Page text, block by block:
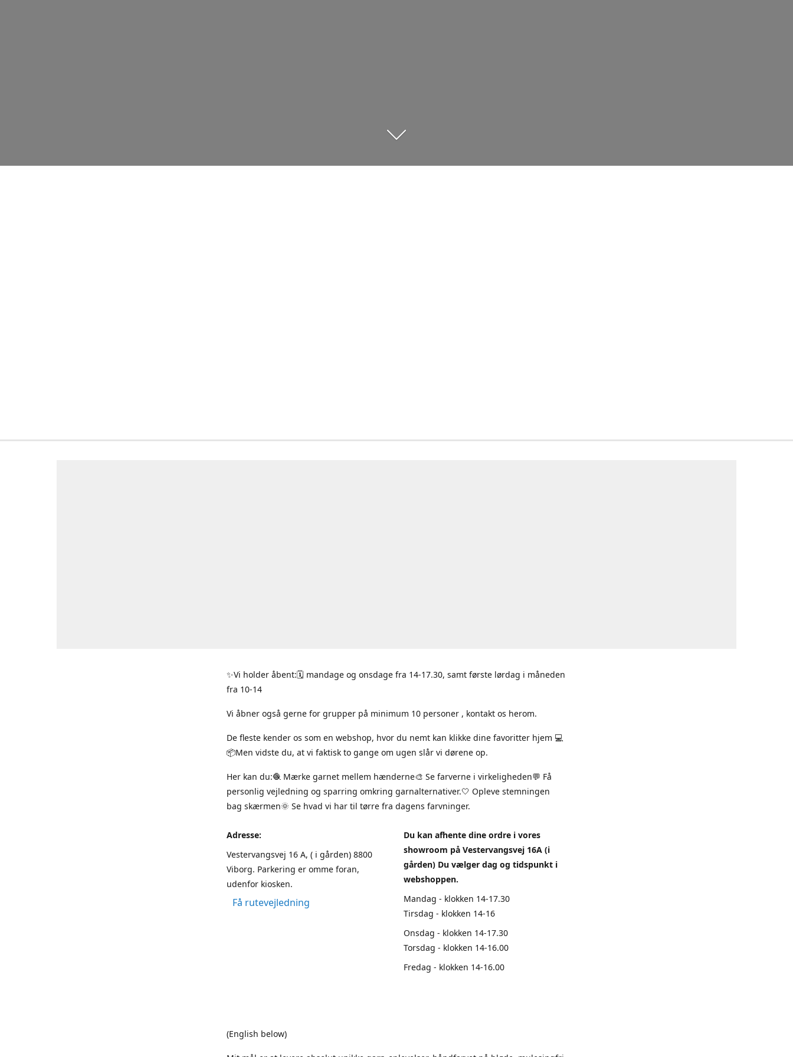
✨Vi holder åbent:🗓 mandage og onsdage fra 14-17.30, samt første lørdag i måneden
fra 10-14
Vi åbner også gerne for grupper på minimum 10 personer , kontakt os herom.
De fleste kender os som en webshop, hvor du nemt kan klikke dine favoritter hjem 💻
📦Men vidste du, at vi faktisk to gange om ugen slår vi dørene op.
Her kan du:🧶 Mærke garnet mellem hænderne🎨 Se farverne i virkeligheden💬 Få
personlig vejledning og sparring omkring garnalternativer.🤍 Opleve stemningen
bag skærmen🌞 Se hvad vi har til tørre fra dagens farvninger.
Adresse:
Vestervangsvej 16 A, ( i gården) 8800
Viborg. Parkering er omme foran,
udenfor kiosken.
Få rutevejledning
Du kan afhente dine ordre i vores
showroom på Vestervangsvej 16A (i
gården) Du vælger dag og tidspunkt i
webshoppen.
Mandag - klokken 14-17.30
Tirsdag - klokken 14-16
Onsdag - klokken 14-17.30
Torsdag - klokken 14-16.00
Fredag - klokken 14-16.00
(English below)